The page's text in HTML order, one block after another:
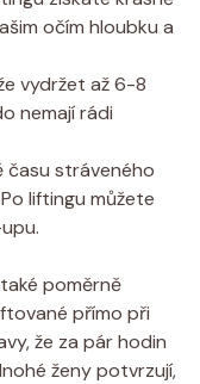
⁢očím hloubku a
vydržet až ⁢6-8
nemají rádi
času stráveného
​liftingu můžete‌
poměrně
⁣přímo při
⁢že za pár hodin
ženy ‍potvrzují,